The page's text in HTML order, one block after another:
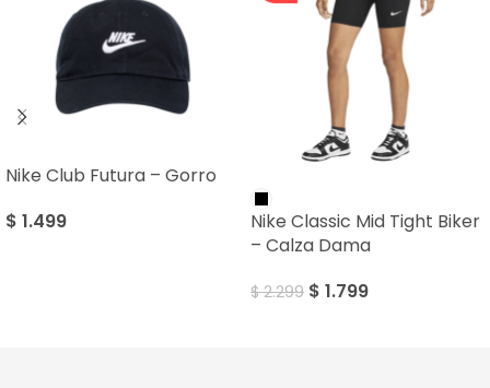
Nike Club Futura – Gorro
$ 1.499
Nike Classic Mid Tight Biker
– Calza Dama
$2.299 $ 1.799